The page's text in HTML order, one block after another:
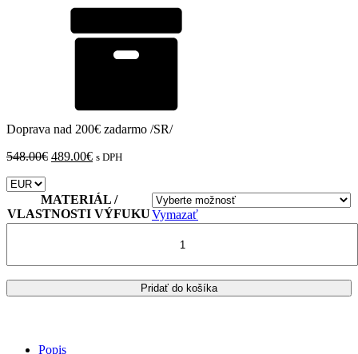
Doprava nad 200€ zadarmo /SR/
548.00€ Pôvodná
548.00€.
489.00€Aktuálna
489.00€.
s DPH
MATERIÁL /
VLASTNOSTI VÝFUKUVymazať
1000
/
MIVV
Pridať do košíka
Popis